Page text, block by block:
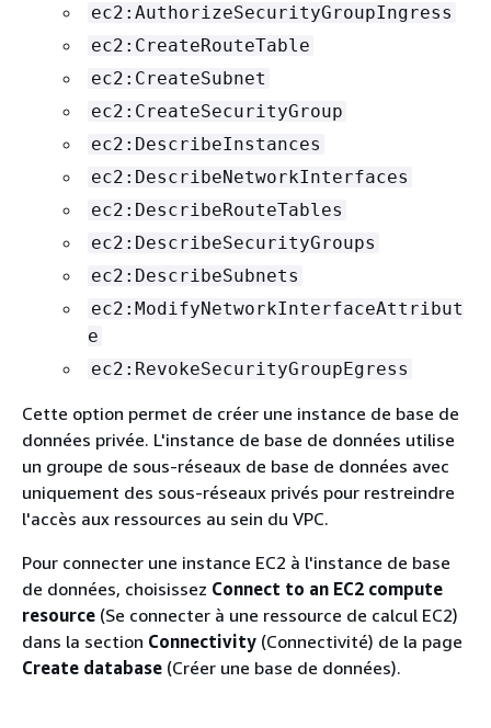
ec2:AuthorizeSecurityGroupIngress
ec2:CreateRouteTable
ec2:CreateSubnet
ec2:CreateSecurityGroup
ec2:DescribeInstances
ec2:DescribeNetworkInterfaces
ec2:DescribeRouteTables
ec2:DescribeSecurityGroups
ec2:DescribeSubnets
ec2:ModifyNetworkInterfaceAttribut
e
ec2:RevokeSecurityGroupEgress
Cette option permet de créer une instance de base de
données privée. L'instance de base de données utilise
un groupe de sous-réseaux de base de données avec
uniquement des sous-réseaux privés pour restreindre
l'accès aux ressources au sein du VPC.
Pour connecter une instance EC2 à l'instance de base
de données, choisissez Connect to an EC2 compute
resource (Se connecter à une ressource de calcul EC2)
dans la section Connectivity (Connectivité) de la page
Create database (Créer une base de données).